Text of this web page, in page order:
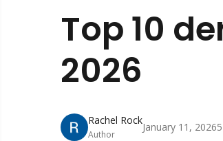
Top 10
2026
Rachel Rock
Author
January 11, 20265